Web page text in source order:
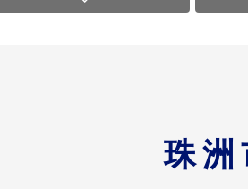
珠洲